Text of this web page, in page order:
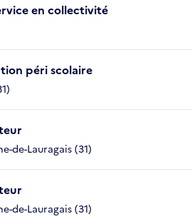
en collectivité
péri scolaire
de-Lauragais (31)
de-Lauragais (31)